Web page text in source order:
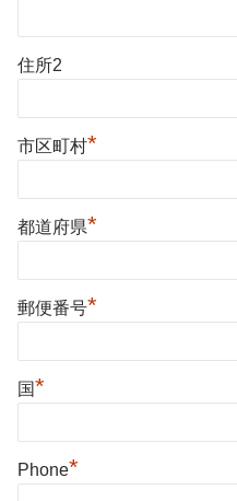
住所2
市区町村*
都道府県*
郵便番号*
国*
Phone*